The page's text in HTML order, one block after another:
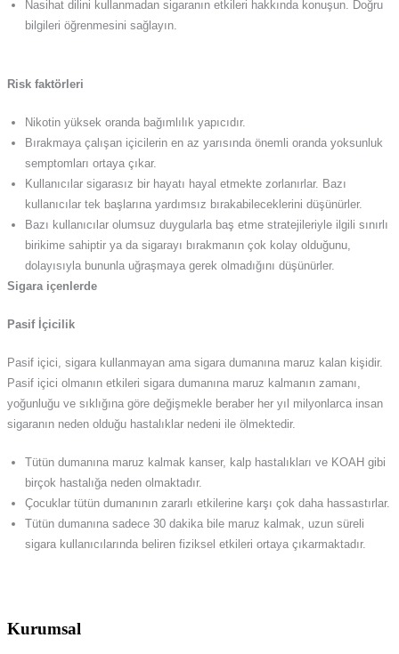
Nasihat dilini kullanmadan sigaranın etkileri hakkında konuşun. Doğru
bilgileri öğrenmesini sağlayın.
Risk faktörleri
Nikotin yüksek oranda bağımlılık yapıcıdır.
Bırakmaya çalışan içicilerin en az yarısında önemli oranda yoksunluk
semptomları ortaya çıkar.
Kullanıcılar sigarasız bir hayatı hayal etmekte zorlanırlar. Bazı
kullanıcılar tek başlarına yardımsız bırakabileceklerini düşünürler.
Bazı kullanıcılar olumsuz duygularla baş etme stratejileriyle ilgili sınırlı
birikime sahiptir ya da sigarayı bırakmanın çok kolay olduğunu,
dolayısıyla bununla uğraşmaya gerek olmadığını düşünürler.
Sigara içenlerde
Pasif İçicilik
Pasif içici, sigara kullanmayan ama sigara dumanına maruz kalan kişidir.
Pasif içici olmanın etkileri sigara dumanına maruz kalmanın zamanı,
yoğunluğu ve sıklığına göre değişmekle beraber her yıl milyonlarca insan
sigaranın neden olduğu hastalıklar nedeni ile ölmektedir.
Tütün dumanına maruz kalmak kanser, kalp hastalıkları ve KOAH gibi
birçok hastalığa neden olmaktadır.
Çocuklar tütün dumanının zararlı etkilerine karşı çok daha hassastırlar.
Tütün dumanına sadece 30 dakika bile maruz kalmak, uzun süreli
sigara kullanıcılarında beliren fiziksel etkileri ortaya çıkarmaktadır.
Kurumsal